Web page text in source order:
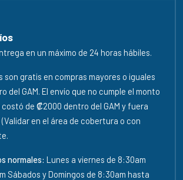
en un máximo de 24 horas hábiles.
son gratis en compras mayores o iguales
del GAM. El envío que no cumple el monto
de ₡2000 dentro del GAM y fuera
(Validar en el área de cobertura o con
normales: Lunes a viernes de 8:30am
Sábados y Domingos de 8:30am hasta